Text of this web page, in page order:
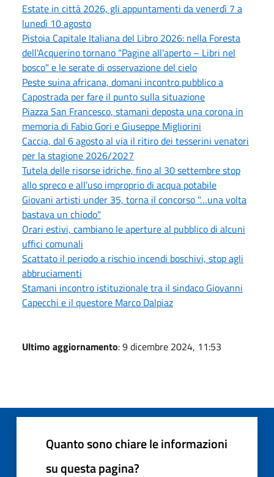
Estate in città 2026, gli appuntamenti da venerdì 7 a
lunedì 10 agosto
Pistoia Capitale Italiana del Libro 2026: nella Foresta
dell'Acquerino tornano "Pagine all'aperto – Libri nel
bosco" e le serate di osservazione del cielo
Peste suina africana, domani incontro pubblico a
Capostrada per fare il punto sulla situazione
Piazza San Francesco, stamani deposta una corona in
memoria di Fabio Gori e Giuseppe Migliorini
Caccia, dal 6 agosto al via il ritiro dei tesserini venatori
per la stagione 2026/2027
Tutela delle risorse idriche, fino al 30 settembre stop
allo spreco e all’uso improprio di acqua potabile
Giovani artisti under 35, torna il concorso "…una volta
bastava un chiodo"
Orari estivi, cambiano le aperture al pubblico di alcuni
uffici comunali
Scattato il periodo a rischio incendi boschivi, stop agli
abbruciamenti
Stamani incontro istituzionale tra il sindaco Giovanni
Capecchi e il questore Marco Dalpiaz
Ultimo aggiornamento: 9 dicembre 2024, 11:53
Quanto sono chiare le informazioni
su questa pagina?